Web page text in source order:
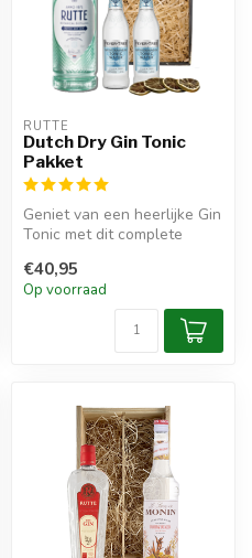
RUTTE
Dutch Dry Gin Tonic
Pakket
Geniet van een heerlijke Gin
Tonic met dit complete
€40,95
Op voorraad